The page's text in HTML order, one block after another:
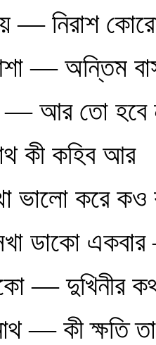
— নিরাশ
— অন্তিম
— আর তো হবে
কী কহিব আর
ভালো করে কও
ডাকো
— দুখিনীর
— কী ক্ষতি